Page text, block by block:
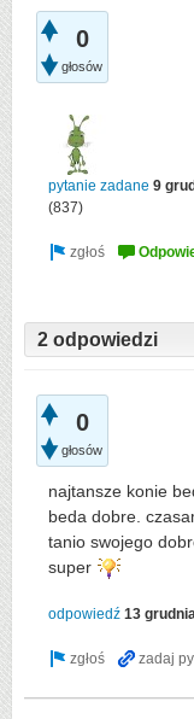
0
głosów
pytanie zadane 9
(837)
2 odpowiedzi
0
głosów
najtansze konie
beda dobre.
tanio swojego
super
odpowiedź 13